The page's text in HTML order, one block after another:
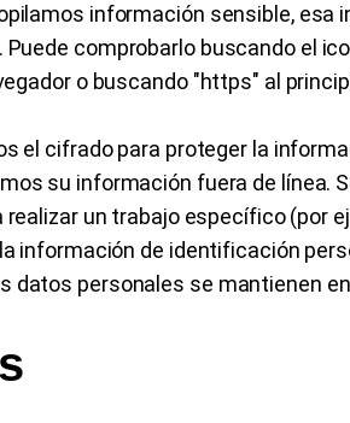
información sensible,
comprobarlo buscando el
o buscando "https" al
el cifrado para proteger la
su información fuera de línea.
realizar un trabajo específico (por
información de identificación
datos personales se mantienen